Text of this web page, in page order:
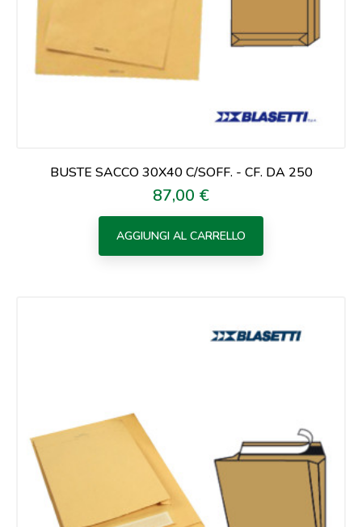
BUSTE SACCO 30X40 C/SOFF. - CF. DA 250
Prezzo
87,00 €
AGGIUNGI AL CARRELLO